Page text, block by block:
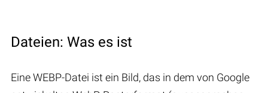
Dateien: Was es ist
Eine WEBP-Datei ist ein Bild, das in dem von Google